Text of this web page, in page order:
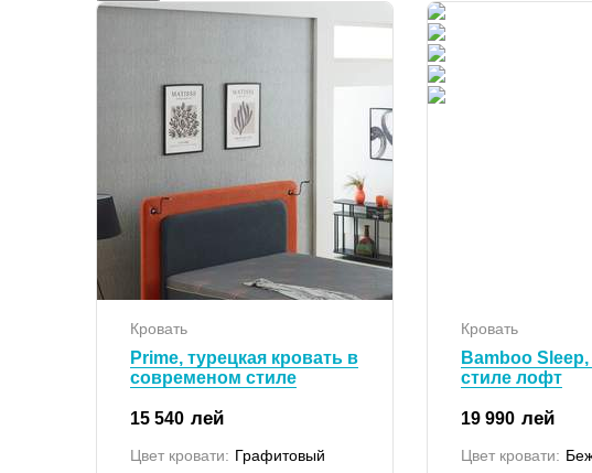
Кровать
Prime, турецкая кровать в
современом стиле
15 540 лей
Цвет кровати: Графитовый
Кровать
Bamboo
стиле лофт
19 990 лей
Цвет кровати: